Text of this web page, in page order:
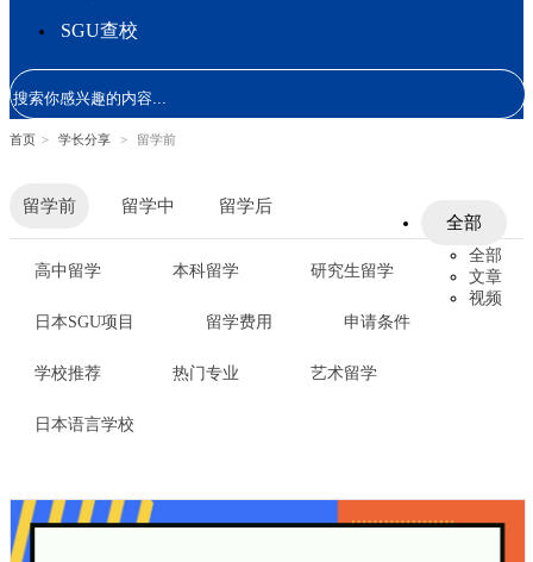
SGU查校
首页 > 学长分享 > 留学前
留学前 留学中
留学后
全部
全部
文章
视频
高中留学 本科留学 研究生留学
日本SGU项目 留学费用 申请条件
学校推荐 热门专业 艺术留学
日本语言学校